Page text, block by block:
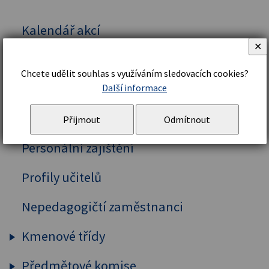
Kalendář akcí
Organizační řád a struktura
Školní řád
Personální zajištění
Profily učitelů
Nepedagogičtí zaměstnanci
Kmenové třídy
Prima
Chcete udělit souhlas s využíváním sledovacích cookies?
Další informace
Přijmout Odmítnout
✕